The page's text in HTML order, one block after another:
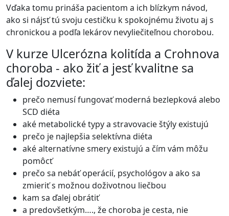
Vďaka tomu prináša pacientom a ich blízkym návod,
ako si nájsť tú svoju cestičku k spokojnému životu aj s
chronickou a podľa lekárov nevyliečiteľnou chorobou.
V kurze Ulcerózna kolitída a Crohnova
choroba - ako žiť a jesť kvalitne sa
ďalej dozviete:
prečo nemusí fungovať moderná bezlepková alebo
SCD diéta
aké metabolické typy a stravovacie štýly existujú
prečo je najlepšia selektívna diéta
aké alternatívne smery existujú a čím vám môžu
pomôcť
prečo sa nebáť operácií, psychológov a ako sa
zmieriť s možnou doživotnou liečbou
kam sa ďalej obrátiť
a predovšetkým…., že choroba je cesta, nie